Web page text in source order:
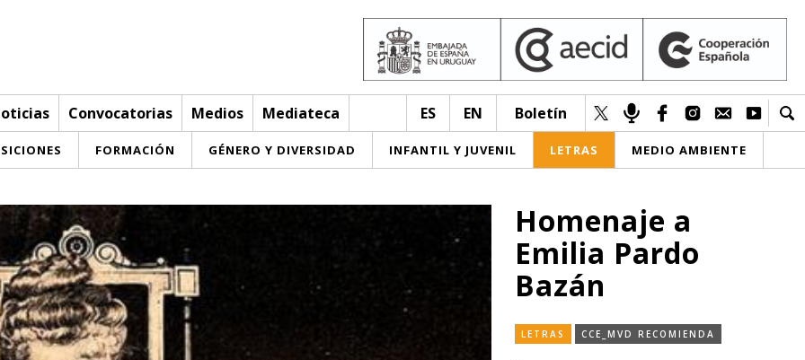
Convocatorias Medios Mediateca ES EN Boletín
FORMACIÓN GÉNERO Y DIVERSIDAD INFANTIL Y JUVENIL LETRAS MEDIO AMBIENTE
Homenaje a
Emilia Pardo
Bazán
LETRAS CCE_MVD RECOMIENDA